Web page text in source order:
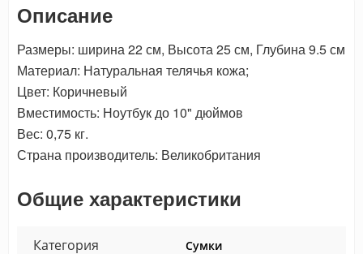
Описание
Размеры: ширина 22 см, Высота 25 см, Глубина 9.5 см
Материал: Натуральная телячья кожа;
Цвет: Коричневый
Вместимость: Ноутбук до 10" дюймов
Вес: 0,75 кг.
Страна производитель: Великобритания
Общие характеристики
Категория
Сумки